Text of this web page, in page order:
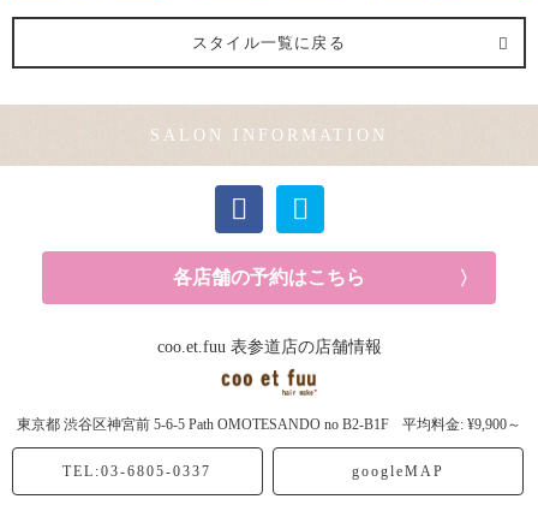
スタイル一覧に戻る
SALON INFORMATION
各店舗の予約はこちら
coo.et.fuu 表参道店の店舗情報
東京都 渋谷区神宮前 5-6-5 Path OMOTESANDO no B2-B1F 平均料金: ¥9,900～
TEL:03-6805-0337 googleMAP